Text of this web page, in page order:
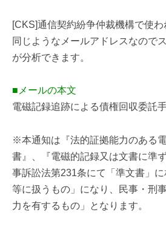
[CKS]通信契約紛争仲裁機構で使わ
同じようなメールアドレスなので
が分析できます。
■メールの本文
電磁記録追跡による債権回収委託
※本通知は『法的証拠能力のある
書』、『電磁的記録又は文書に準
事訴訟法第231条にて「準文書」
等に扱うもの」になり、民事・刑
力を有するもの」となります。